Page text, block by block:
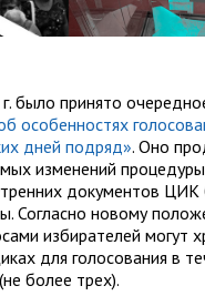
было принято
особенностях
дней подряд». Оно
изменений
документов ЦИК
Согласно новому
избирателей могут
для голосования в
более трех).